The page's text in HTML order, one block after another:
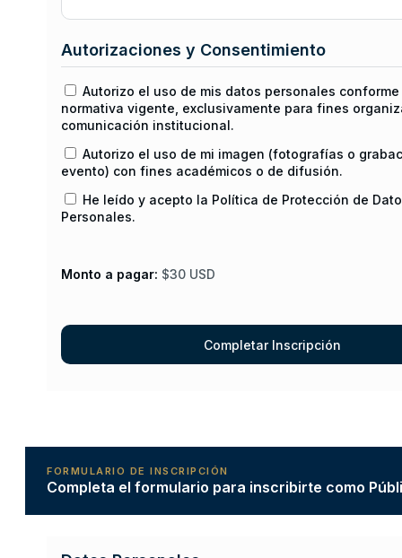
Autorizaciones y Consentimiento
Autorizo el uso de mis datos personales
normativa vigente, exclusivamente para fines
comunicación institucional.
Autorizo el uso de mi imagen (fotografías o
evento) con fines académicos o de difusión.
He leído y acepto la Política de Protección de
Personales.
Monto a pagar: $30 USD
FORMULARIO DE INSCRIPCIÓN
Completa el formulario para inscribirte como